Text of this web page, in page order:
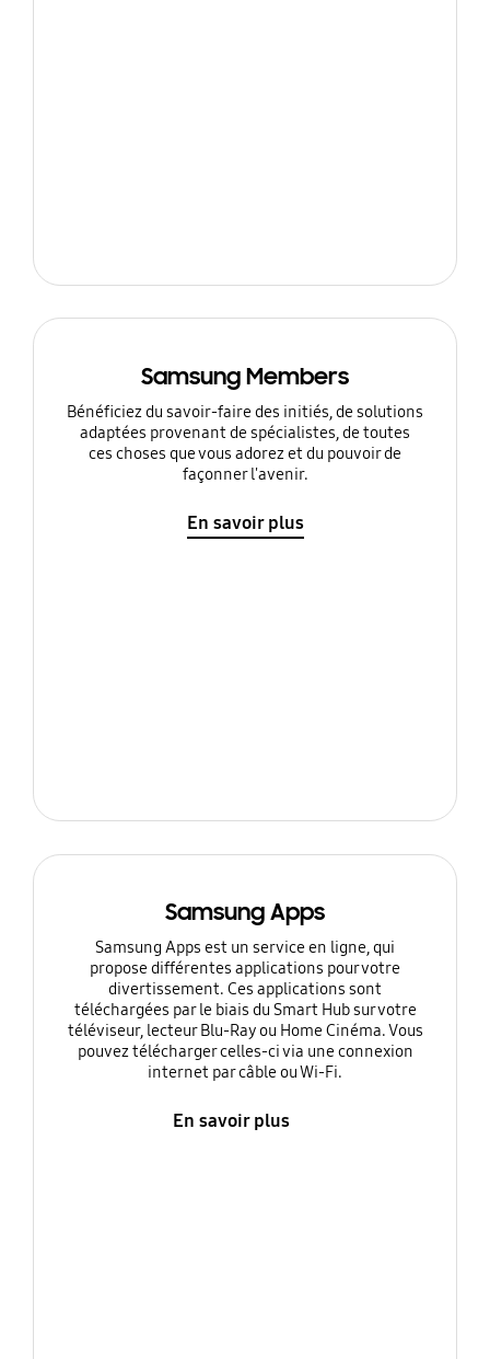
Samsung Members
Bénéficiez du savoir-faire des initiés, de solutions
adaptées provenant de spécialistes, de toutes
ces choses que vous adorez et du pouvoir de
façonner l'avenir.
En savoir plus
Samsung Apps
Samsung Apps est un service en ligne, qui
propose différentes applications pour votre
divertissement. Ces applications sont
téléchargées par le biais du Smart Hub sur votre
téléviseur, lecteur Blu-Ray ou Home Cinéma. Vous
pouvez télécharger celles-ci via une connexion
internet par câble ou Wi-Fi.
En savoir plus